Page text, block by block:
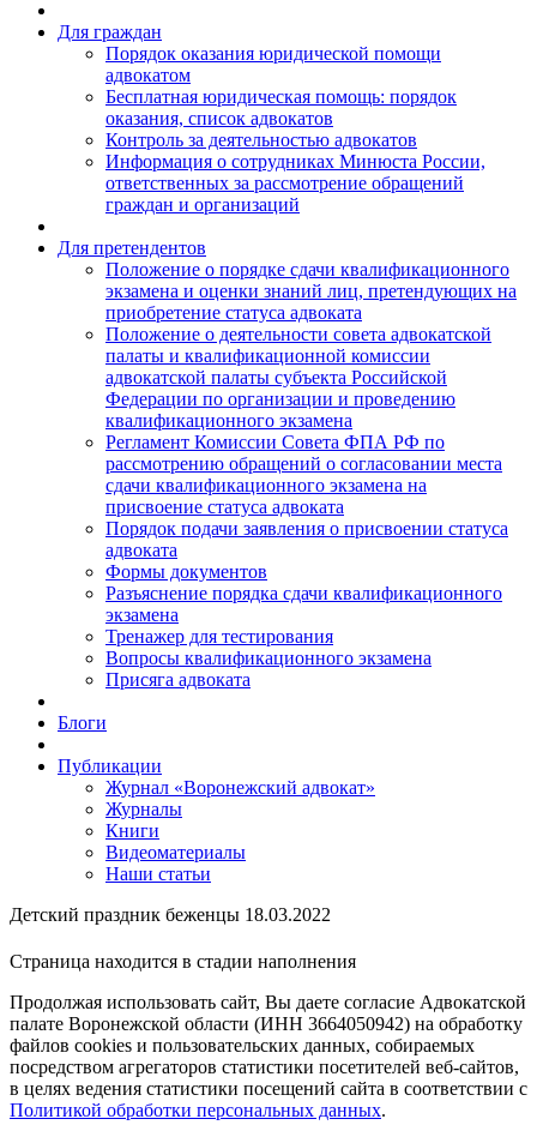
Для граждан
Порядок оказания юридической помощи
адвокатом
Бесплатная юридическая помощь: порядок
оказания, список адвокатов
Контроль за деятельностью адвокатов
Информация о сотрудниках Минюста России,
ответственных за рассмотрение обращений
граждан и организаций
Для претендентов
Положение о порядке сдачи квалификационного
экзамена и оценки знаний лиц, претендующих на
приобретение статуса адвоката
Положение о деятельности совета адвокатской
палаты и квалификационной комиссии
адвокатской палаты субъекта Российской
Федерации по организации и проведению
квалификационного экзамена
Регламент Комиссии Совета ФПА РФ по
рассмотрению обращений о согласовании места
сдачи квалификационного экзамена на
присвоение статуса адвоката
Порядок подачи заявления о присвоении статуса
адвоката
Формы документов
Разъяснение порядка сдачи квалификационного
экзамена
Тренажер для тестирования
Вопросы квалификационного экзамена
Присяга адвоката
Блоги
Публикации
Журнал «Воронежский адвокат»
Журналы
Книги
Видеоматериалы
Наши статьи
Детский праздник беженцы 18.03.2022
Страница находится в стадии наполнения
Продолжая использовать сайт, Вы даете согласие Адвокатской
палате Воронежской области (ИНН 3664050942) на обработку
файлов cookies и пользовательских данных, собираемых
посредством агрегаторов статистики посетителей веб-сайтов,
в целях ведения статистики посещений сайта в соответствии с
Политикой обработки персональных данных.